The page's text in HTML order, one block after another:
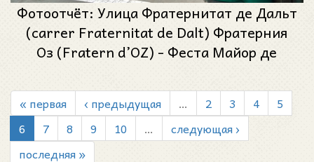
Фотоотчёт: Улица Фратернитат де Дальт
(carrer Fraternitat de Dalt) Фратерния
Оз (Fratern d’OZ) - Феста Майор де
« первая ‹ предыдущая … 2 3 4
5
6
7 8 9 10 …
следующая ›
последняя »